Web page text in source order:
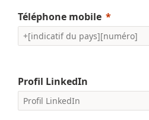
Téléphone mobile
Profil LinkedIn